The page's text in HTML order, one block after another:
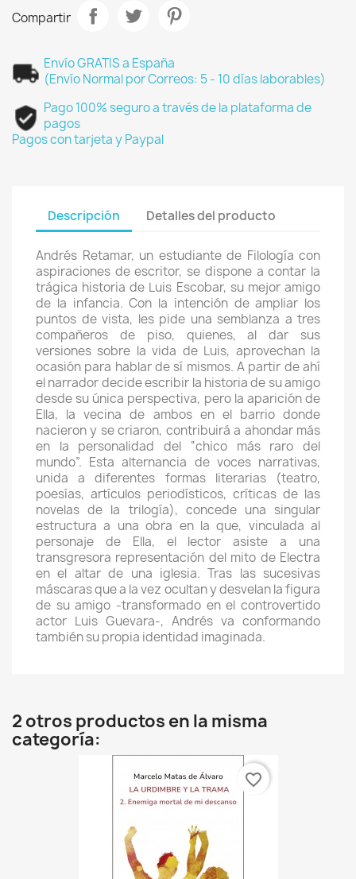
Compartir
Envío GRATIS a España
(Envío Normal por Correos: 5 - 10 días laborables)
Pago 100% seguro a través de la plataforma de
pagos
Pagos con tarjeta y Paypal
Descripción Detalles del producto
Andrés Retamar, un estudiante de Filología con
aspiraciones de escritor, se dispone a contar la
trágica historia de Luis Escobar, su mejor amigo
de la infancia. Con la intención de ampliar los
puntos de vista, les pide una semblanza a tres
compañeros de piso, quienes, al dar sus
versiones sobre la vida de Luis, aprovechan la
ocasión para hablar de sí mismos. A partir de ahí
el narrador decide escribir la historia de su amigo
desde su única perspectiva, pero la aparición de
Ella, la vecina de ambos en el barrio donde
nacieron y se criaron, contribuirá a ahondar más
en la personalidad del “chico más raro del
mundo”. Esta alternancia de voces narrativas,
unida a diferentes formas literarias (teatro,
poesías, artículos periodísticos, críticas de las
novelas de la trilogía), concede una singular
estructura a una obra en la que, vinculada al
personaje de Ella, el lector asiste a una
transgresora representación del mito de Electra
en el altar de una iglesia. Tras las sucesivas
máscaras que a la vez ocultan y desvelan la figura
de su amigo -transformado en el controvertido
actor Luis Guevara-, Andrés va conformando
también su propia identidad imaginada.
2 otros productos en la misma
categoría:
favorite_border